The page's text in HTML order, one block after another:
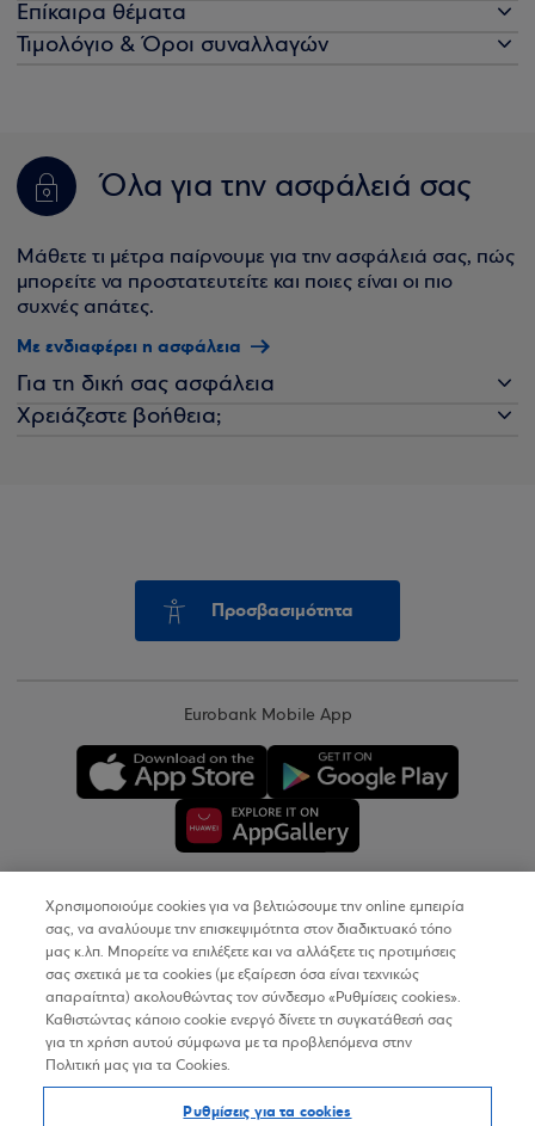
Επίκαιρα θέματα
Τιμολόγιο & Όροι συναλλαγών
Όλα για την ασφάλειά σας
Μάθετε τι μέτρα παίρνουμε για την ασφάλειά σας, πώς
μπορείτε να προστατευτείτε και ποιες είναι οι πιο
συχνές απάτες.
Με ενδιαφέρει η ασφάλεια
Για τη δική σας ασφάλεια
Χρειάζεστε βοήθεια;
Προσβασιμότητα
Eurobank Mobile App
Copyright © 2026
Όροι Χρήσης
Προσωπικά Δεδομένα στον Διαδικτυακό Τόπο
Δήλωση Προσβασιμότητας
Χρησιμοποιούμε cookies για να βελτιώσουμε την online εμπειρία
σας, να αναλύουμε την επισκεψιμότητα στον διαδικτυακό τόπο
μας κ.λπ. Μπορείτε να επιλέξετε και να αλλάξετε τις προτιμήσεις
σας σχετικά με τα cookies (με εξαίρεση όσα είναι τεχνικώς
απαραίτητα) ακολουθώντας τον σύνδεσμο «Ρυθμίσεις cookies».
Καθιστώντας κάποιο cookie ενεργό δίνετε τη συγκατάθεσή σας
για τη χρήση αυτού σύμφωνα με τα προβλεπόμενα στην
Πολιτική μας για τα Cookies.
Ρυθμίσεις για τα cookies